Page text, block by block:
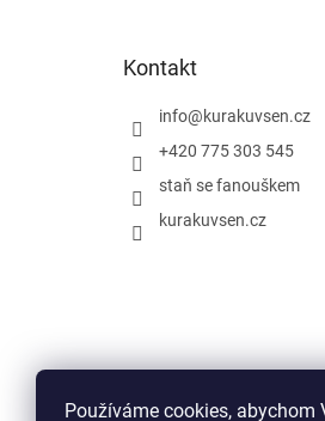
Používáme cookies,
Kontakt
info@kurakuvsen.cz
+420 775 303 545
staň se fanouškem
kurakuvsen.cz